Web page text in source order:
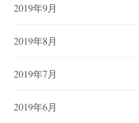
2019年9月
2019年8月
2019年7月
2019年6月